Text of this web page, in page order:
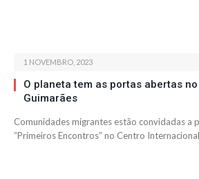
1 NOVEMBRO, 2023
O planeta tem as portas abertas no
Guimarães
Comunidades migrantes estão convidadas a
“Primeiros Encontros” no Centro